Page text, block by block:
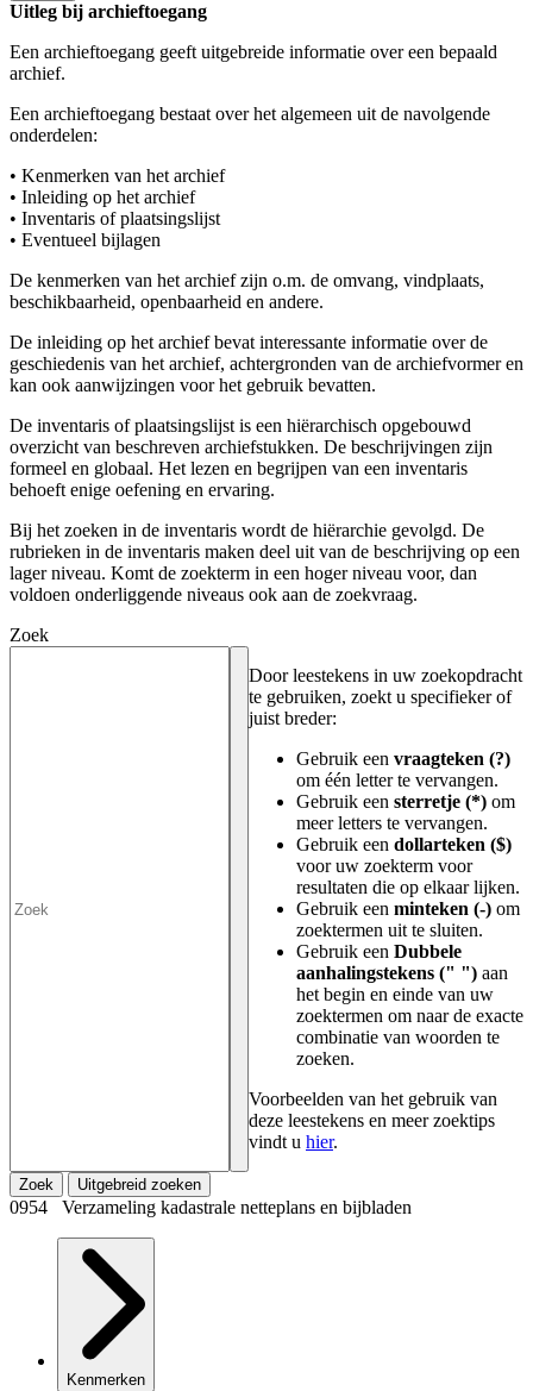
Uitleg bij archieftoegang
Een archieftoegang geeft uitgebreide informatie over een bepaald
archief.
Een archieftoegang bestaat over het algemeen uit de navolgende
onderdelen:
• Kenmerken van het archief
• Inleiding op het archief
• Inventaris of plaatsingslijst
• Eventueel bijlagen
De kenmerken van het archief zijn o.m. de omvang, vindplaats,
beschikbaarheid, openbaarheid en andere.
De inleiding op het archief bevat interessante informatie over de
geschiedenis van het archief, achtergronden van de archiefvormer en
kan ook aanwijzingen voor het gebruik bevatten.
De inventaris of plaatsingslijst is een hiërarchisch opgebouwd
overzicht van beschreven archiefstukken. De beschrijvingen zijn
formeel en globaal. Het lezen en begrijpen van een inventaris
behoeft enige oefening en ervaring.
Bij het zoeken in de inventaris wordt de hiërarchie gevolgd. De
rubrieken in de inventaris maken deel uit van de beschrijving op een
lager niveau. Komt de zoekterm in een hoger niveau voor, dan
voldoen onderliggende niveaus ook aan de zoekvraag.
Zoek
Door leestekens in uw zoekopdracht
te gebruiken, zoekt u specifieker of
juist breder:
Gebruik een vraagteken (?)
om één letter te vervangen.
Gebruik een sterretje (*) om
meer letters te vervangen.
Gebruik een dollarteken ($)
voor uw zoekterm voor
resultaten die op elkaar lijken.
Gebruik een minteken (-) om
zoektermen uit te sluiten.
Gebruik een Dubbele
aanhalingstekens (" ") aan
het begin en einde van uw
zoektermen om naar de exacte
combinatie van woorden te
zoeken.
Voorbeelden van het gebruik van
deze leestekens en meer zoektips
vindt u hier.
Zoek Uitgebreid zoeken
0954 Verzameling kadastrale netteplans en bijbladen
Kenmerken